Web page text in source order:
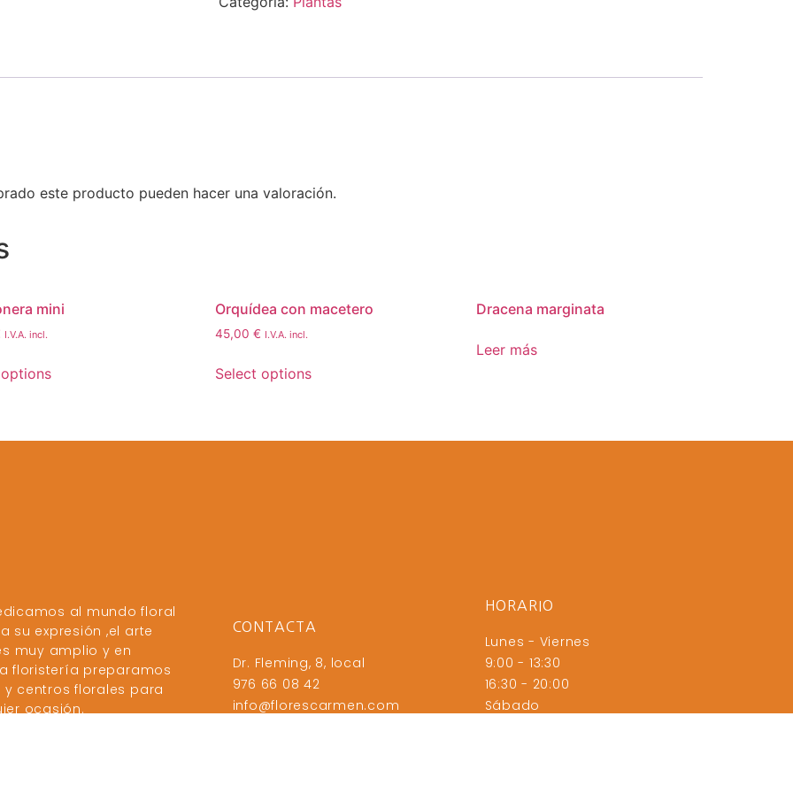
este producto pueden hacer una valoración.
mini
I.V.A. incl.
Orquídea con macetero
45,00€ I.V.A. incl.
Select options
Dracena marginata
Leer más
al mundo floral
su expresión ,el arte
muy amplio y en
floristería preparamos
y centros florales para
ocasión.
CONTACTA
Dr. Fleming, 8, local
976 66 08 42
info@florescarmen.com
HORARIO
Lunes - Viernes
9:00 - 13:30
16:30 - 20:00
Sábado